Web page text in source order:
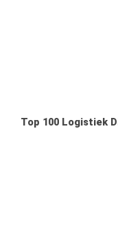
Top 100 Logistiek